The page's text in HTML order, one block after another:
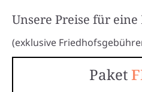
Unsere Preise für
(exklusive
Paket